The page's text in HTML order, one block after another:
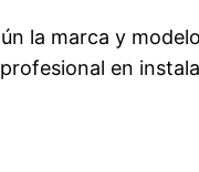
la marca y
en